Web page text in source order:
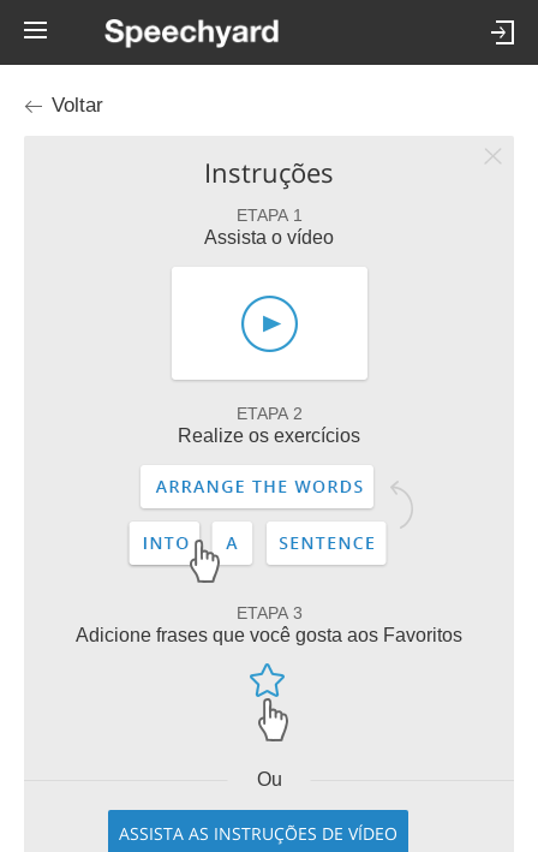
Voltar
Instruções
ETAPA 1
Assista o vídeo
ETAPA 2
Realize os exercícios
ETAPA 3
Adicione frases que você gosta aos Favoritos
Ou
ASSISTA AS INSTRUÇÕES DE VÍDEO